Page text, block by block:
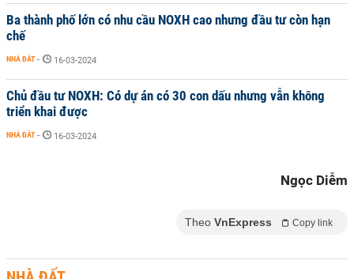
Ba thành phố lớn có nhu cầu NOXH cao nhưng đầu tư còn hạn
chế
NHÀ ĐẤT - 16-03-2024
Chủ đầu tư NOXH: Có dự án có 30 con dấu nhưng vẫn không
triển khai được
NHÀ ĐẤT - 16-03-2024
Ngọc Diễm
Theo VnExpress Copy link